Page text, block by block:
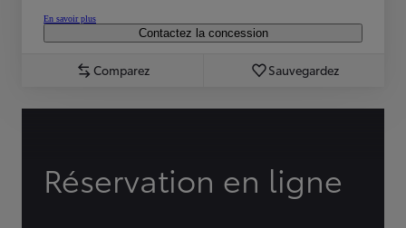
En savoir plus
Contactez la concession
Comparez Sauvegardez
Réservation en ligne